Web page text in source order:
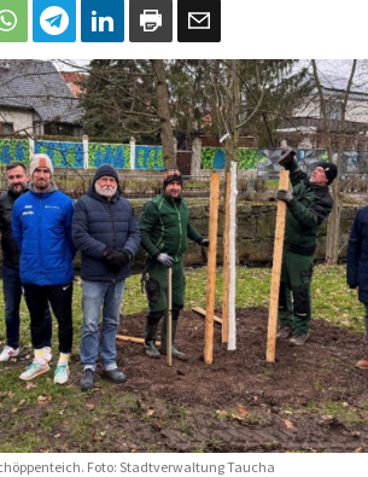
Foto: Stadtverwaltung Taucha